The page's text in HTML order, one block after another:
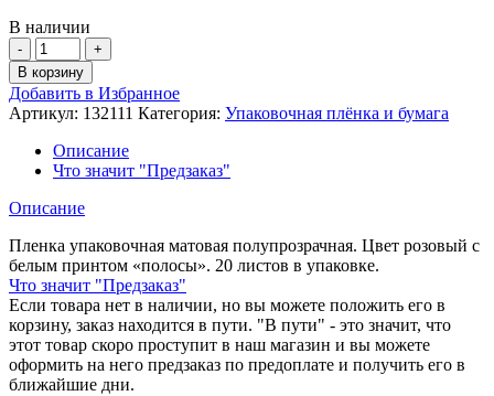
В наличии
Количество
товара
Пленка
упаковочная
полосы
в
ассортименте
листов
В корзину
Добавить в Избранное
Артикул: 132111 Категория: Упаковочная плёнка и бумага
Описание
Что значит "Предзаказ"
Описание
Пленка упаковочная матовая полупрозрачная. Цвет розовый с
белым принтом «полосы». 20 листов в упаковке.
Что значит "Предзаказ"
Если товара нет в наличии, но вы можете положить его в
корзину, заказ находится в пути. "В пути" - это значит, что
этот товар скоро проступит в наш магазин и вы можете
оформить на него предзаказ по предоплате и получить его в
ближайшие дни.